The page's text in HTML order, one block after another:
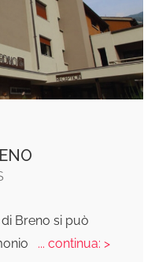
Breno si può
... continua: >